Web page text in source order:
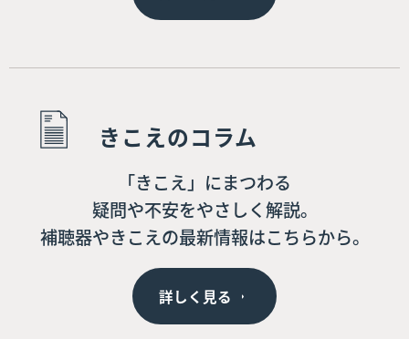
きこえのコラム
「きこえ」にまつわる
疑問や不安をやさしく解説。
補聴器やきこえの最新情報はこちらから。
詳しく見る